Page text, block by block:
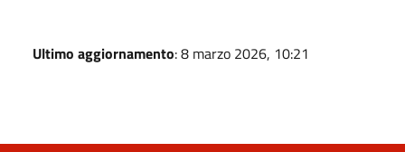
Ultimo aggiornamento: 8 marzo 2026, 10:21